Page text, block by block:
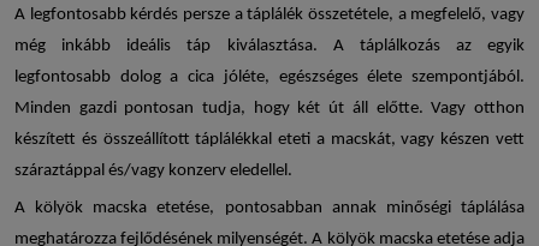
A legfontosabb kérdés persze a táplálék összetétele, a megfelelő, vagy
még inkább ideális táp kiválasztása. A táplálkozás az egyik
legfontosabb dolog a cica jóléte, egészséges élete szempontjából.
Minden gazdi pontosan tudja, hogy két út áll előtte. Vagy otthon
készített és összeállított táplálékkal eteti a macskát, vagy készen vett
száraztáppal és/vagy konzerv eledellel.
A kölyök macska etetése, pontosabban annak minőségi táplálása
meghatározza fejlődésének milyenségét. A kölyök macska etetéseadja